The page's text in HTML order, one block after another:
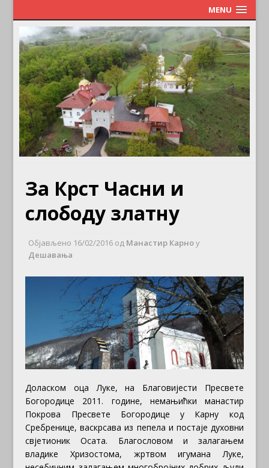
MENU
За Крст Часни и
слободу златну
Објављено 16/02/2016 од Манастир Карноу
Дешавања
Доласком оца Луке, на Благовијести Пресвете
Богородице 2011. године, немањићки манастир
Покрова Пресвете Богородице у Карну код
Сребренице, васкрсава из пепела и постаје духовни
свјетионик Осата. Благословом и залагањем
владике Хризостома, жртвом игумана Луке,